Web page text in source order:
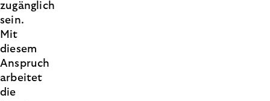
zugänglich
sein.
Mit
diesem
Anspruch
arbeitet
die